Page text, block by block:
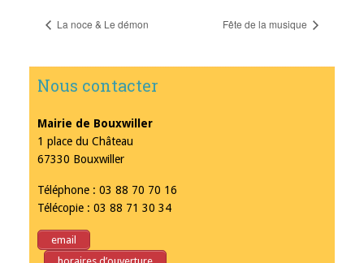
La noce & Le démon Fête de la musique
Nous contacter
Mairie de Bouxwiller
1 place du Château
67330 Bouxwiller
Téléphone : 03 88 70 70 16
Télécopie : 03 88 71 30 34
email